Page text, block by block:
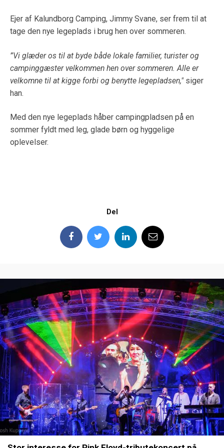
Ejer af Kalundborg Camping, Jimmy Svane, ser frem til at
tage den nye legeplads i brug hen over sommeren.
”Vi glæder os til at byde både lokale familier, turister og
campinggæster velkommen hen over sommeren. Alle er
velkomne til at kigge forbi og benytte legepladsen,"siger
han.
Med den nye legeplads håber campingpladsen på en
sommer fyldt med leg, glade børn og hyggelige
oplevelser.
Del